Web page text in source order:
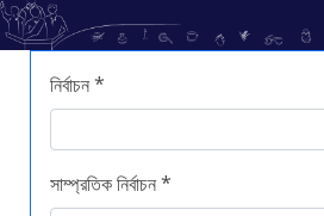
নির্বাচন *
সাম্প্রতিক নির্বাচন *